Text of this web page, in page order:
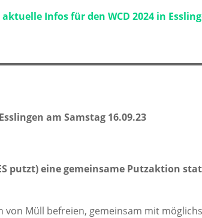
Infos für den WCD 2024 in
am Samstag 16.09.23
putzt) eine gemeinsame Putzaktion
Müll befreien, gemeinsam mit